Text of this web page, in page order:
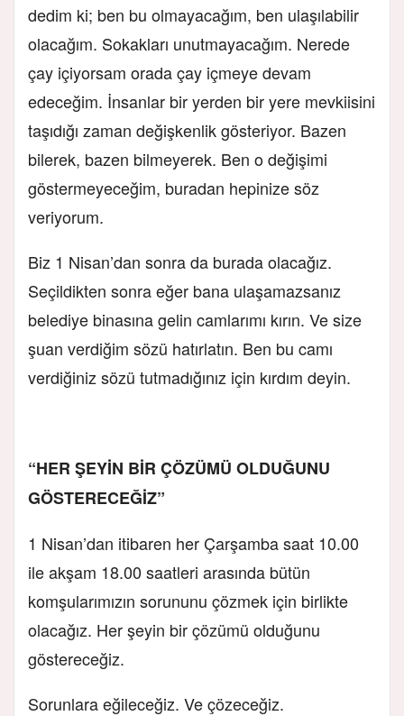
dedim ki; ben bu olmayacağım, ben ulaşılabilir
olacağım. Sokakları unutmayacağım. Nerede
çay içiyorsam orada çay içmeye devam
edeceğim. İnsanlar bir yerden bir yere mevkiisini
taşıdığı zaman değişkenlik gösteriyor. Bazen
bilerek, bazen bilmeyerek. Ben o değişimi
göstermeyeceğim, buradan hepinize söz
veriyorum.
Biz 1 Nisan’dan sonra da burada olacağız.
Seçildikten sonra eğer bana ulaşamazsanız
belediye binasına gelin camlarımı kırın. Ve size
şuan verdiğim sözü hatırlatın. Ben bu camı
verdiğiniz sözü tutmadığınız için kırdım deyin.
“HER ŞEYİN BİR ÇÖZÜMÜ OLDUĞUNU
GÖSTERECEĞİZ”
1 Nisan’dan itibaren her Çarşamba saat 10.00
ile akşam 18.00 saatleri arasında bütün
komşularımızın sorununu çözmek için birlikte
olacağız. Her şeyin bir çözümü olduğunu
göstereceğiz.
Sorunlara eğileceğiz. Ve çözeceğiz.